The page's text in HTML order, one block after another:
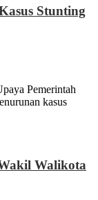
Stunting
Pemerintah
kasus
Walikota